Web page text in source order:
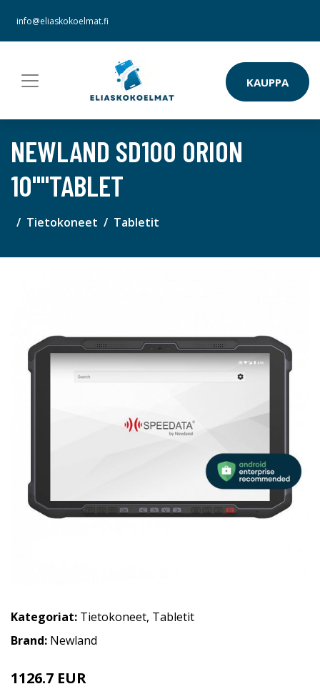
info@eliaskokoelmat.fi
KAUPPA
NEWLAND SD100 ORION
10""TABLET
Tietokoneet Tabletit
Kategoriat: Tietokoneet, Tabletit
Brand: Newland
1126.7 EUR